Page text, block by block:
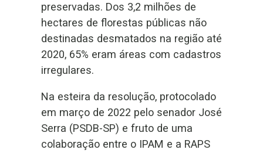
preservadas. Dos 3,2 milhões de
hectares de florestas públicas não
destinadas desmatados na região até
2020, 65% eram áreas com cadastros
irregulares.
Na esteira da resolução, protocolado
em março de 2022 pelo senador José
Serra (PSDB-SP) e fruto de uma
colaboração entre o IPAM e a RAPS